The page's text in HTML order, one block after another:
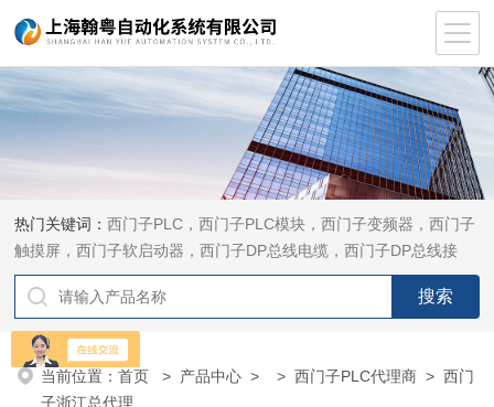
热门关键词：西门子PLC，西门子PLC模块，西门子变频器，西门子
触摸屏，西门子软启动器，西门子DP总线电缆，西门子DP总线接
头，西门子CP通讯网卡，西门子数控系统及停产备件
当前位置：首页 > 产品中心 > >西门子PLC代理商 > 西门
子浙江总代理